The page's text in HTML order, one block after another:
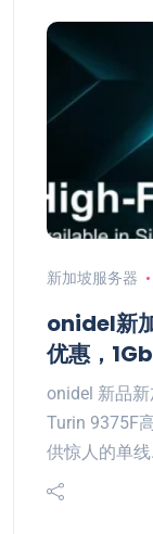
新加坡服务器
onidel新
优惠，
onidel 新品新
Turin 9375F
供惊人的单